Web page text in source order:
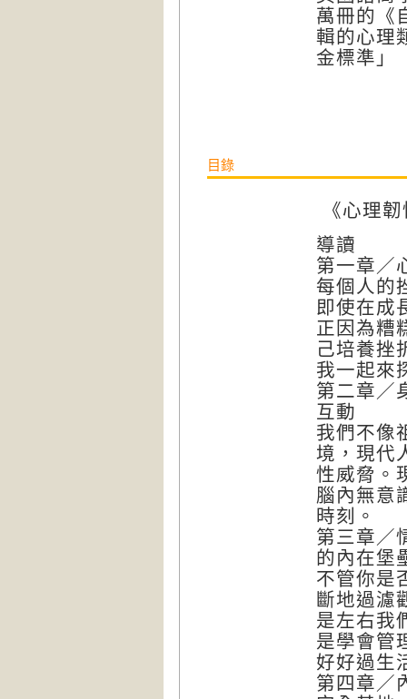
萬冊的《
輯的心理
金標準」
目錄
《心理
導讀
第一章／
每個人的
即使在成
正因為糟
己培養挫
我一起來
第二章／
互動
我們不像
境，現代
性威脅。
腦內無意
時刻。
第三章／
的內在堡
不管你是
斷地過濾
是左右我
是學會管
好好過生
第四章／